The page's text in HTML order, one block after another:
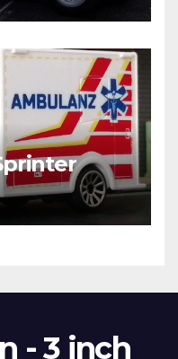
- 3 inch